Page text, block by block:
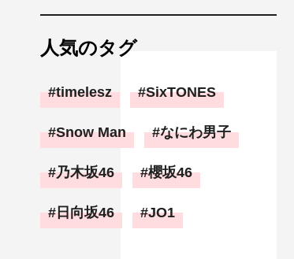
人気のタグ
timelesz SixTONES
Snow Man なにわ男子
乃木坂46 櫻坂46
日向坂46 JO1